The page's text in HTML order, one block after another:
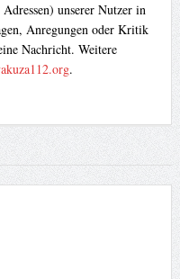
unserer Nutzer in
Anregungen oder Kritik
Nachricht. Weitere
.